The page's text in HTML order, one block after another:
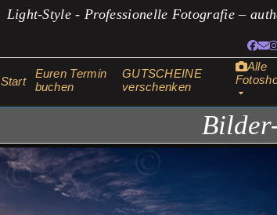
Light-Style - Professionelle Fotografie –
E-
Start
Euren Termin
buchen
GUTSCHEINE
verschenken
Alle